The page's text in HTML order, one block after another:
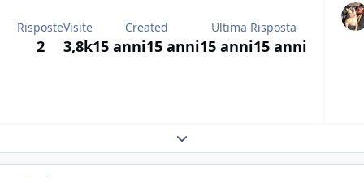
Risposte
2
Visite
3,8k
Created
15 anni15 anni
Ultima Risposta
15 anni15 anni
Expand topic overview